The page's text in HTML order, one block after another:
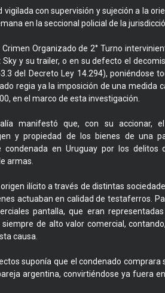
con supervisión y sujeción a la
en la seccional policial de la
Organizado de 2° Turno
y su trailer, o en su defecto el
del Decreto Ley 14.294), poniéndose
regia ya la imposición de una medida
en el marco de esta investigación.
manifestó que, con su accionar,
y propiedad de los bienes de una
en Uruguay por los delitos
armas.
ilícito a través de distintas
actuaban en calidad de testaferros.
pantalla, que eran
de alto valor comercial,
causa.
suponía que el condenado comprara
argentina, convirtiéndose ya fuera